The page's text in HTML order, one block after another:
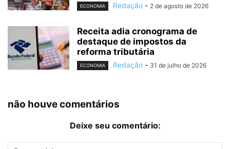
ECONOMIA Redação - 2 de agosto de 2026
Receita adia cronograma de
destaque de impostos da
reforma tributária
ECONOMIA Redação - 31 de julho de 2026
não houve comentários
Deixe seu comentário: